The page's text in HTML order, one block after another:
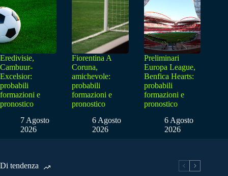
Eredivisie,
Cambuur-
Excelsior:
probabili
formazioni e
pronostico
7 Agosto
2026
Fiorentina A
Coruna,
amichevole:
probabili
formazioni e
pronostico
6 Agosto
2026
Preliminari
Europa League,
Benfica Hearts:
probabili
formazioni e
pronostico
6 Agosto
2026
Di tendenza